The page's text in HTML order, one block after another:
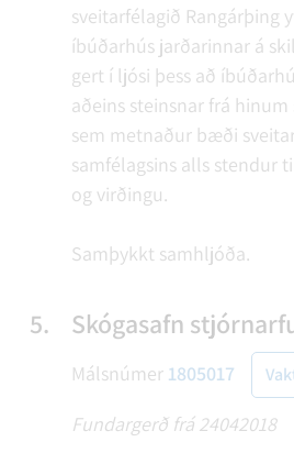
sveitarfélagið Rangárþing
íbúðarhús jarðarinnar á
gert í ljósi þess að
aðeins steinsnar frá
sem metnaður bæði
samfélagsins alls stendur
og virðingu.
Samþykkt samhljóða.
5. Skógasafn
Málsnúmer 1805017
Fundargerð frá 24042018